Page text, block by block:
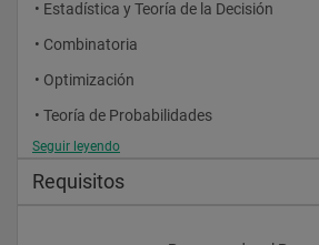
• Estadística y Teoría de la Decisión
• Combinatoria
• Optimización
• Teoría de Probabilidades
GEOMETRÍA Y TOPOLOGÏA
• Topología Algebraica
Seguir leyendo
Requisitos